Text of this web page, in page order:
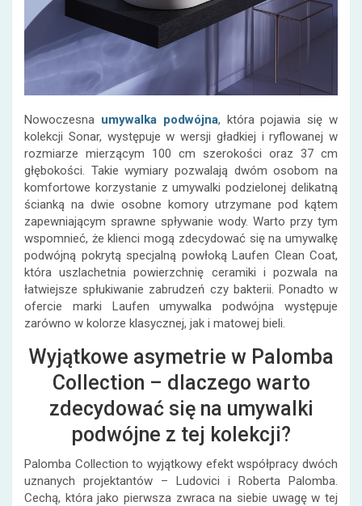
Nowoczesna umywalka podwójna, która pojawia się w
kolekcji Sonar, występuje w wersji gładkiej i ryflowanej w
rozmiarze mierzącym 100 cm szerokości oraz 37 cm
głębokości. Takie wymiary pozwalają dwóm osobom na
komfortowe korzystanie z umywalki podzielonej delikatną
ścianką na dwie osobne komory utrzymane pod kątem
zapewniającym sprawne spływanie wody. Warto przy tym
wspomnieć, że klienci mogą zdecydować się na umywalkę
podwójną pokrytą specjalną powłoką Laufen Clean Coat,
która uszlachetnia powierzchnię ceramiki i pozwala na
łatwiejsze spłukiwanie zabrudzeń czy bakterii. Ponadto w
ofercie marki Laufen umywalka podwójna występuje
zarówno w kolorze klasycznej, jak i matowej bieli.
Wyjątkowe asymetrie w Palomba
Collection – dlaczego warto
zdecydować się na umywalki
podwójne z tej kolekcji?
Palomba Collection to wyjątkowy efekt współpracy dwóch
uznanych projektantów – Ludovici i Roberta Palomba.
Cechą, która jako pierwsza zwraca na siebie uwagę w tej